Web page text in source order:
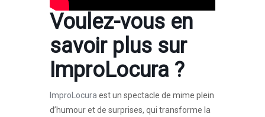
Voulez-vous en
savoir plus sur
ImproLocura ?
ImproLocuraest un spectacle de mime plein
d’humour et de surprises, qui transforme la